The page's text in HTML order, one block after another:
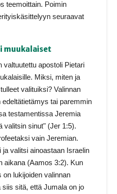
teemoittain. Poimin
seuraavat
muukalaiset
valtuutettu apostoli Pietari
Miksi, miten ja
valituiksi? Valinnan
tai paremmin
testamentissa Jeremia
valitsin sinut" (Jer 1:5).
vain Jeremian.
valitsi ainoastaan Israelin
aikana (Aamos 3:2). Kun
lukijoiden valinnan
sitä, että Jumala on jo